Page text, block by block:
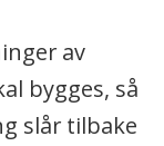
av
bygges, så
slår tilbake